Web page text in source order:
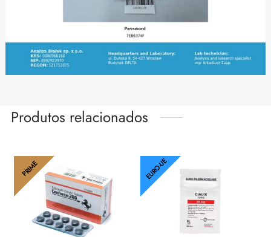
Produtos relacionados
PRIME EURO-UE